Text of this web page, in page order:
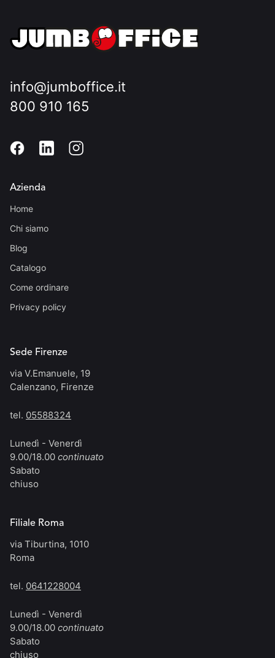
info@jumboffice.it
800 910 165
Azienda
Home
Chi siamo
Blog
Catalogo
Come ordinare
Privacy policy
Sede Firenze
via V.Emanuele, 19
Calenzano, Firenze
tel. 05588324
Lunedì - Venerdì
9.00/18.00 continuato
Sabato
chiuso
Filiale Roma
via Tiburtina, 1010
Roma
tel. 0641228004
Lunedì - Venerdì
9.00/18.00 continuato
Sabato
chiuso